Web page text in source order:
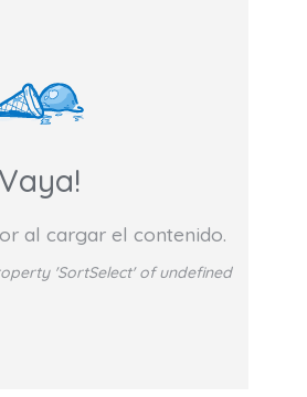
al cargar el contenido.
'SortSelect' of undefined